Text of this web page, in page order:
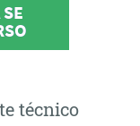
técnico